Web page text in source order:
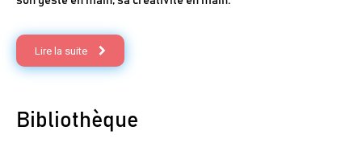
Lire la suite
Bibliothèque